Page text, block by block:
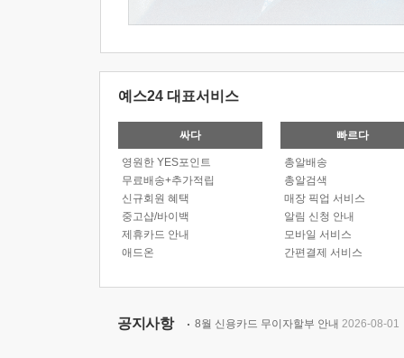
예스24 대표서비스
싸다
영원한 YES포인트
무료배송+추가적립
신규회원 혜택
중고샵/바이백
제휴카드 안내
애드온
빠르다
총알배송
총알검색
매장 픽업 서비스
알림 신청 안내
모바일 서비스
간편결제 서비스
공지사항 8월 신용카드 무이자할부 안내 2026-08-01